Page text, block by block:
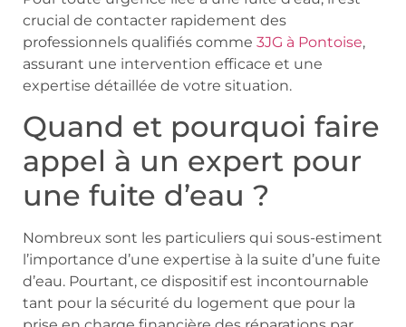
crucial de contacter rapidement des
professionnels qualifiés comme 3JG à Pontoise,
assurant une intervention efficace et une
expertise détaillée de votre situation.
Quand et pourquoi faire
appel à un expert pour
une fuite d’eau ?
Nombreux sont les particuliers qui sous-estiment
l’importance d’une expertise à la suite d’une fuite
d’eau. Pourtant, ce dispositif est incontournable
tant pour la sécurité du logement que pour la